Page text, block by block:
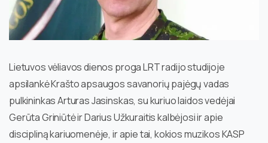
Lietuvos vėliavos dienos proga LRT radijo studijoje
apsilankė Krašto apsaugos savanorių pajėgų vadas
pulkininkas Arturas Jasinskas, su kuriuo laidos vedėjai
Gerūta Griniūtė ir Darius Užkuraitis kalbėjosi ir apie
discipliną kariuomenėje, ir apie tai, kokios muzikos KASP